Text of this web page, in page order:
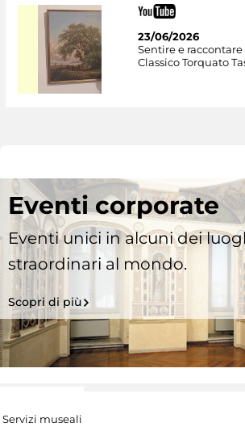
23/06/2026
Sentire e
Classico Torquato
Eventi corporate
Eventi unici in alcuni dei
straordinari al mondo.
Scopri di più
Servizi museali